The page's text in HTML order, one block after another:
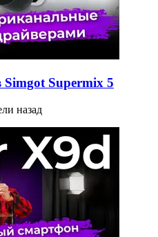
Supermix 5
назад